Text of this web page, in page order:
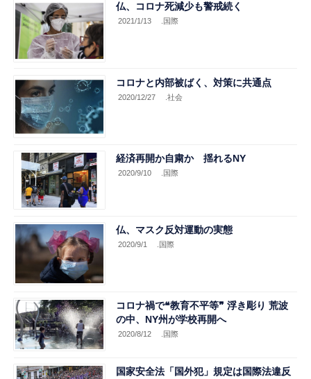
仏、コロナ死減少も警戒続く
2021/1/13 .国際
コロナと内部被ばく、対策に共通点
2020/12/27 .社会
経済再開か自粛か 揺れるNY
2020/9/10 .国際
仏、マスク反対運動の実態
2020/9/1 .国際
コロナ禍で❝教育不平等❞ 浮き彫り 荒波
の中、NY州が学校再開へ
2020/8/12 .国際
国家安全法「国外犯」規定は国際法違反